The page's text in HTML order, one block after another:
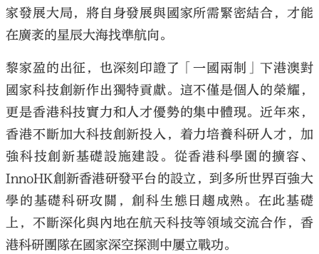
家發展大局，將自身發展與國家所需緊密結合，才能
在廣袤的星辰大海找準航向。
黎家盈的出征，也深刻印證了「一國兩制」下港澳對
國家科技創新作出獨特貢獻。這不僅是個人的榮耀，
更是香港科技實力和人才優勢的集中體現。近年來，
香港不斷加大科技創新投入，着力培養科研人才，加
強科技創新基礎設施建設。從香港科學園的擴容、
InnoHK創新香港研發平台的設立，到多所世界百強大
學的基礎科研攻關，創科生態日趨成熟。在此基礎
上，不斷深化與內地在航天科技等領域交流合作，香
港科研團隊在國家深空探測中屢立戰功。